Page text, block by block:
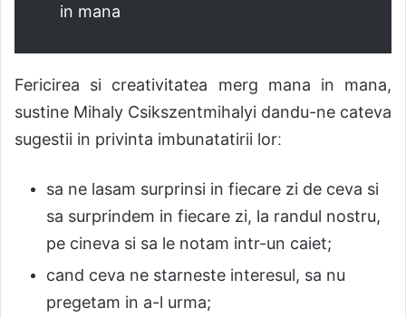
in mana
Fericirea si creativitatea merg mana in mana,
sustine Mihaly Csikszentmihalyi dandu-ne cateva
sugestii in privinta imbunatatirii lorː
sa ne lasam surprinsi in fiecare zi de ceva si
sa surprindem in fiecare zi, la randul nostru,
pe cineva si sa le notam intr-un caiet;
cand ceva ne starneste interesul, sa nu
pregetam in a-l urma;